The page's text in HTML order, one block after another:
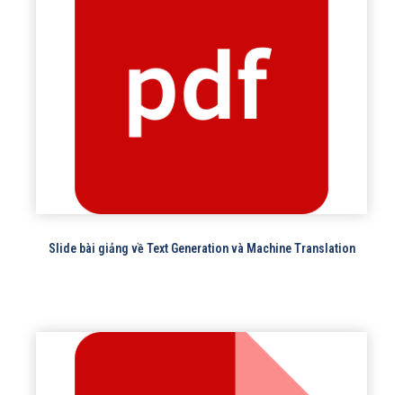
Slide bài giảng về Text Generation và Machine Translation